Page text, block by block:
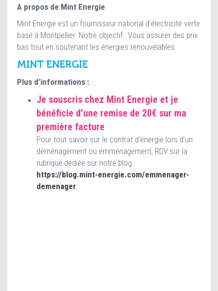
A propos de Mint Energie
Mint Energie est un fournisseur national d’électricité verte
basé à Montpellier. Notre objectif : Vous assurer des prix
bas tout en soutenant les énergies renouvelables.
MINT ENERGIE
Plus d’informations :
Je souscris chez Mint Energie et je
bénéficie d’une remise de 20€ sur ma
première facture
Pour tout savoir sur le contrat d’énergie lors d’un
déménagement ou emménagement, RDV sur la
rubrique dédiée sur notre blog :
https://blog.mint-energie.com/emmenager-
demenager